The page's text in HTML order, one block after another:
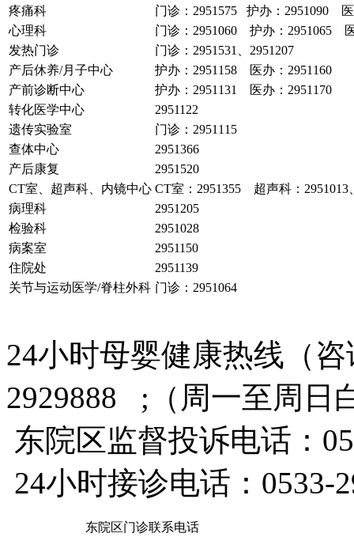
疼痛科
门诊：2951575 护办：2951090 医
心理科
门诊：2951060 护办：2951065
发热门诊
门诊：2951531、2951207
产后休养/月子中心
护办：2951158 医办：2951160
产前诊断中心
护办：2951131 医办：2951170
转化医学中心
2951122
遗传实验室
门诊：2951115
查体中心
2951366
产后康复
2951520
CT室、超声科、内镜中心 CT室：2951355 超声科：
病理科
2951205
检验科
2951028
病案室
2951150
住院处
2951139
关节与运动医学/脊柱外科 门诊：2951064
24小时母婴健康热线（
2929888 ;（周一至周日
东院区监督投诉电话：
24小时接诊电话：0533-
东院区门诊联系电话